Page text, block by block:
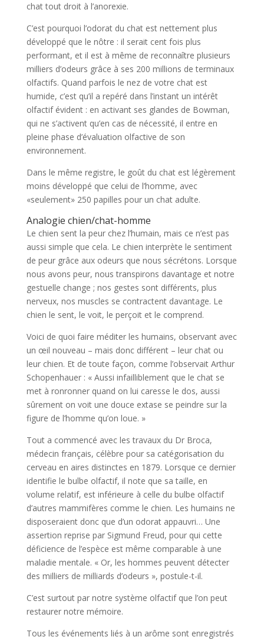
chat tout droit à l’anorexie.
C’est pourquoi l’odorat du chat est nettement plus
développé que le nôtre : il serait cent fois plus
performant, et il est à même de reconnaître plusieurs
milliers d’odeurs grâce à ses 200 millions de terminaux
olfactifs. Quand parfois le nez de votre chat est
humide, c’est qu’il a repéré dans l’instant un intérêt
olfactif évident : en activant ses glandes de Bowman,
qui ne s’activent qu’en cas de nécessité, il entre en
pleine phase d’évaluation olfactive de son
environnement.
Dans le même registre, le goût du chat est légèrement
moins développé que celui de l’homme, avec
«seulement» 250 papilles pour un chat adulte.
Analogie chien/chat-homme
Le chien sent la peur chez l’humain, mais ce n’est pas
aussi simple que cela. Le chien interprète le sentiment
de peur grâce aux odeurs que nous sécrétons. Lorsque
nous avons peur, nous transpirons davantage et notre
gestuelle change ; nos gestes sont différents, plus
nerveux, nos muscles se contractent davantage. Le
chien le sent, le voit, le perçoit et le comprend.
Voici de quoi faire méditer les humains, observant avec
un œil nouveau – mais donc différent – leur chat ou
leur chien. Et de toute façon, comme l’observait Arthur
Schopenhauer : « Aussi infailliblement que le chat se
met à ronronner quand on lui caresse le dos, aussi
sûrement on voit une douce extase se peindre sur la
figure de l’homme qu’on loue. »
Tout a commencé avec les travaux du Dr Broca,
médecin français, célèbre pour sa catégorisation du
cerveau en aires distinctes en 1879. Lorsque ce dernier
identifie le bulbe olfactif, il note que sa taille, en
volume relatif, est inférieure à celle du bulbe olfactif
d’autres mammifères comme le chien. Les humains ne
disposeraient donc que d’un odorat appauvri… Une
assertion reprise par Sigmund Freud, pour qui cette
déficience de l’espèce est même comparable à une
maladie mentale. « Or, les hommes peuvent détecter
des milliers de milliards d’odeurs », postule-t-il.
C’est surtout par notre système olfactif que l’on peut
restaurer notre mémoire.
Tous les événements liés à un arôme sont enregistrés